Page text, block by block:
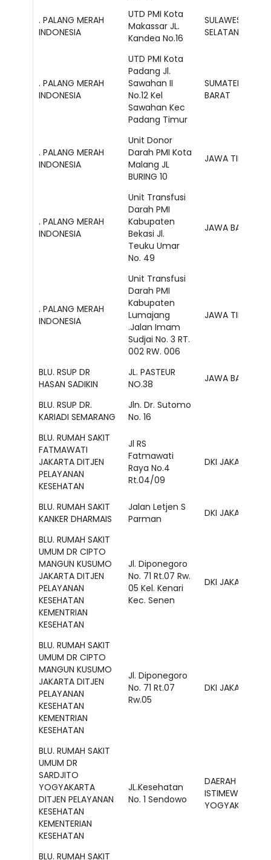
. PALANG MERAH
INDONESIA
UTD PMI Kota
Makassar JL.
Kandea No.16
SULAWESI
SELATAN
. PALANG MERAH
INDONESIA
UTD PMI Kota
Padang Jl.
Sawahan II
No.12 Kel
Sawahan Kec
Padang Timur
SUMATERA
BARAT
. PALANG MERAH
INDONESIA
Unit Donor
Darah PMI Kota
Malang JL
BURING 10
JAWA TIMUR
. PALANG MERAH
INDONESIA
Unit Transfusi
Darah PMI
Kabupaten
Bekasi Jl.
Teuku Umar
No. 49
JAWA BARAT
. PALANG MERAH
INDONESIA
Unit Transfusi
Darah PMI
Kabupaten
Lumajang
.Jalan Imam
Sudjai No. 3 RT.
002 RW. 006
JAWA TIMUR
BLU. RSUP DR
HASAN SADIKIN
JL. PASTEUR
NO.38
JAWA BARAT
BLU. RSUP DR.
KARIADI SEMARANG
Jln. Dr. Sutomo
No. 16
BLU. RUMAH SAKIT
FATMAWATI
JAKARTA DITJEN
PELAYANAN
KESEHATAN
Jl RS
Fatmawati
Raya No.4
Rt.04/09
DKI JAKARTA
BLU. RUMAH SAKIT
KANKER DHARMAIS
Jalan Letjen S
Parman
DKI JAKARTA
BLU. RUMAH SAKIT
UMUM DR CIPTO
MANGUN KUSUMO
JAKARTA DITJEN
PELAYANAN
KESEHATAN
KEMENTRIAN
KESEHATAN
Jl. Diponegoro
No. 71 Rt.07 Rw.
05 Kel. Kenari
Kec. Senen
DKI JAKARTA
BLU. RUMAH SAKIT
UMUM DR CIPTO
MANGUN KUSUMO
JAKARTA DITJEN
PELAYANAN
KESEHATAN
KEMENTRIAN
KESEHATAN
Jl. Diponegoro
No. 71 Rt.07
Rw.05
DKI JAKARTA
BLU. RUMAH SAKIT
UMUM DR
SARDJITO
YOGYAKARTA
DITJEN PELAYANAN
KESEHATAN
KEMENTERIAN
KESEHATAN
JL.Kesehatan
No. 1 Sendowo
DAERAH
ISTIMEWA
YOGYAKARTA
BLU. RUMAH SAKIT